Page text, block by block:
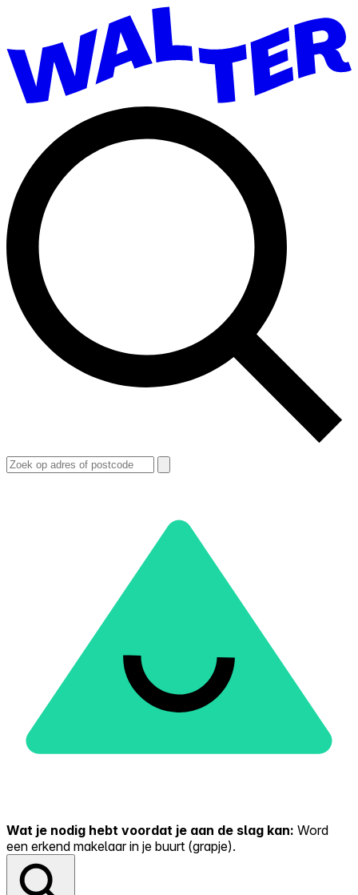
Wat je nodig hebt voordat je aan de slag kan: Word
een erkend makelaar in je buurt (grapje).